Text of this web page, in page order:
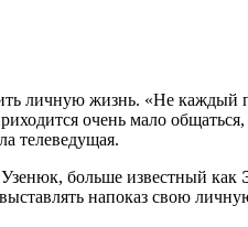
личную жизнь. «Не каждый
очень мало
телеведущая.
больше известный как
напоказ свою